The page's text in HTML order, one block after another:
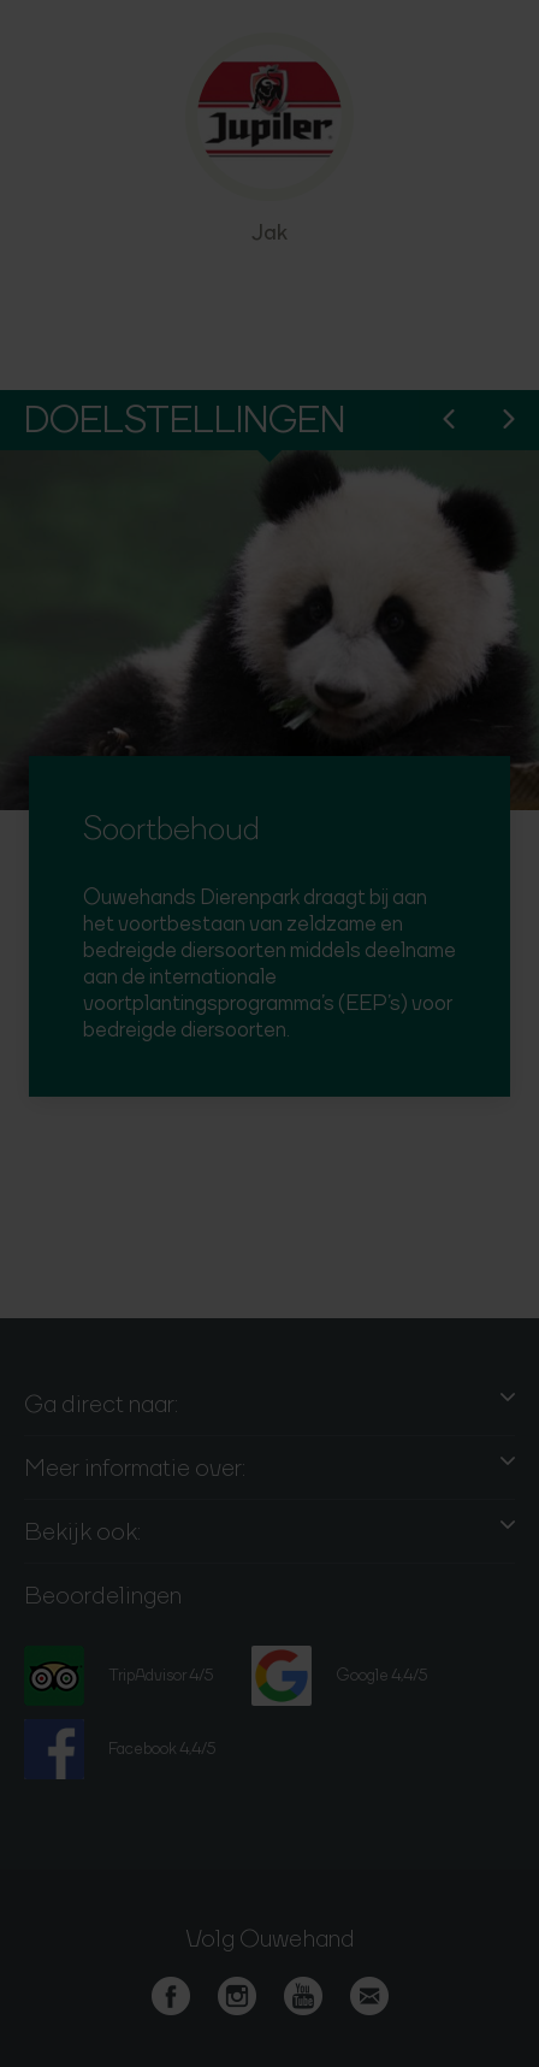
Jak
DOELSTELLINGEN
Soortbehoud
Ouwehands Dierenpark draagt bij aan
het voortbestaan van zeldzame en
bedreigde diersoorten middels deelname
aan de internationale
voortplantingsprogramma’s (EEP’s) voor
bedreigde diersoorten.
Ga direct naar:
Meer informatie over:
Bekijk ook:
Beoordelingen
TripAdvisor 4/5 Google 4,4/5
Facebook 4,4/5
Volg Ouwehand